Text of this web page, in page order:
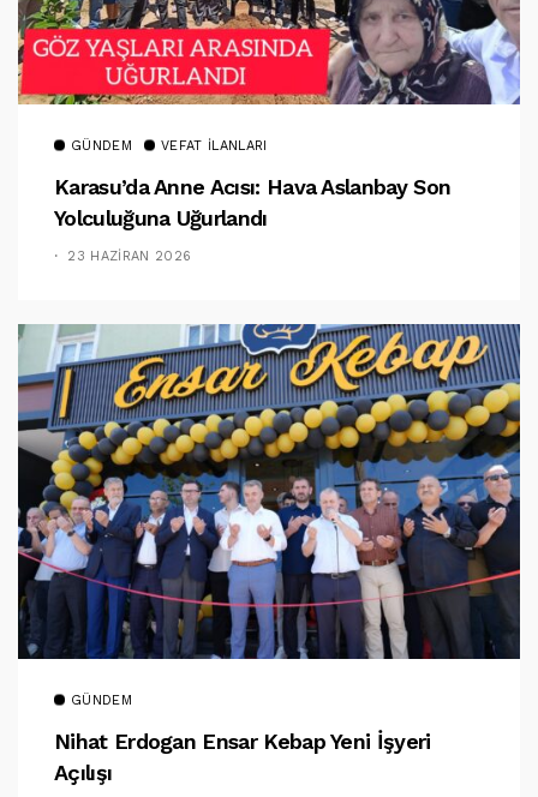
GÜNDEM VEFAT İLANLARI
Karasu’da Anne Acısı: Hava Aslanbay Son
Yolculuğuna Uğurlandı
23 HAZIRAN 2026
GÜNDEM
Nihat Erdogan Ensar Kebap Yeni İşyeri
Açılışı